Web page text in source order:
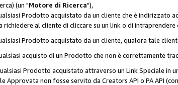
(un "Motore di Ricerca"),
Prodotto acquistato da un cliente che è indirizzato
richiedere al cliente di cliccare su un link o di
Prodotto acquistato da un cliente, qualora tale
acquisto di un Prodotto che non è correttamente
Prodotto acquistato attraverso un Link Speciale in
Approvata non fosse servito da Creators API o PA API